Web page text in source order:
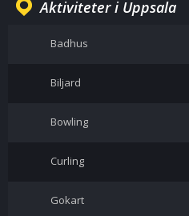
Aktiviteter i Uppsala
Badhus
Biljard
Bowling
Curling
Gokart